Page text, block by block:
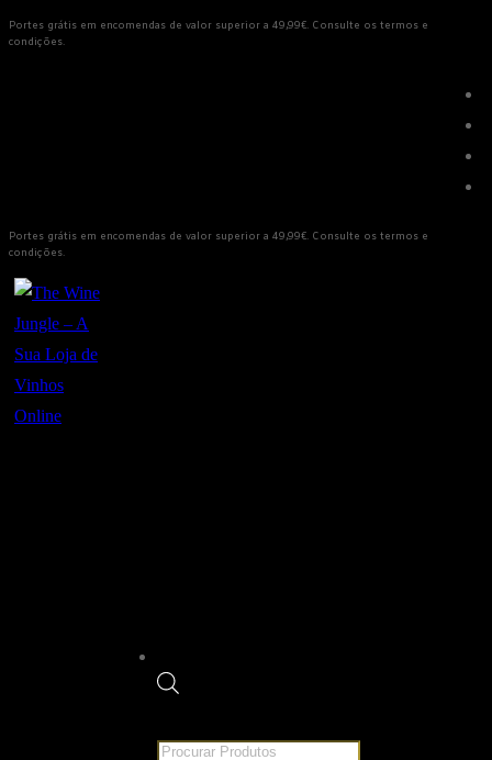
Saltar
Menu
Fechar
Portes grátis em encomendas de valor superior a 49,99€. Consulte os termos e
condições.
Portes grátis em encomendas de valor superior a 49,99€. Consulte os termos e
condições.
search